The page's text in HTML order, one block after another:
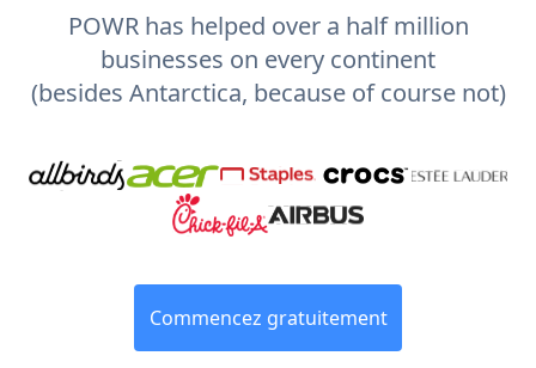
POWR has helped over a half million
businesses on every continent
(besides Antarctica, because of course not)
Commencez gratuitement